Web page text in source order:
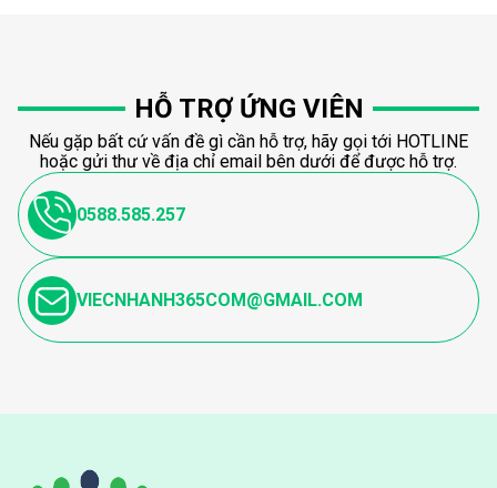
HỖ TRỢ ỨNG VIÊN
Nếu gặp bất cứ vấn đề gì cần hỗ trợ, hãy gọi tới HOTLINE
hoặc gửi thư về địa chỉ email bên dưới để được hỗ trợ.
0588.585.257
VIECNHANH365COM@GMAIL.COM